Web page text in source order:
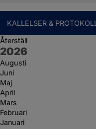
KALLELSER & PROTOKOLL
Återställ
År:
2026
Augusti
Juni
Maj
April
Mars
Februari
Januari